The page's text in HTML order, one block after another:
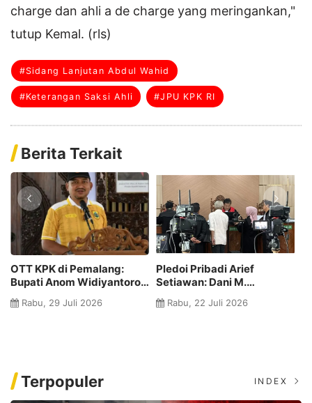
charge dan ahli a de charge yang meringankan,"
tutup Kemal. (rls)
#Sidang Lanjutan Abdul Wahid
#Keterangan Saksi Ahli #JPU KPK RI
Berita Terkait
Jelang Sidang Tuntutan
Abdul Wahid: JPU Diminta
Nama Baik KPK Jangan
Rabu, 08 Juli 2026
Sidang Lanjutan Abdul
Wahid, Kuasa Hukum Nilai
Menguntungkan Posisi
Kamis, 11 Juni 2026
Terpopuler INDEX